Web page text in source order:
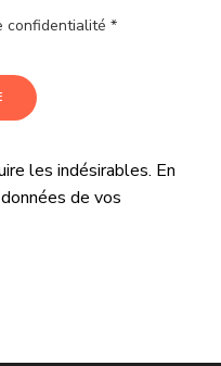
confidentialité *
les indésirables. En
de vos